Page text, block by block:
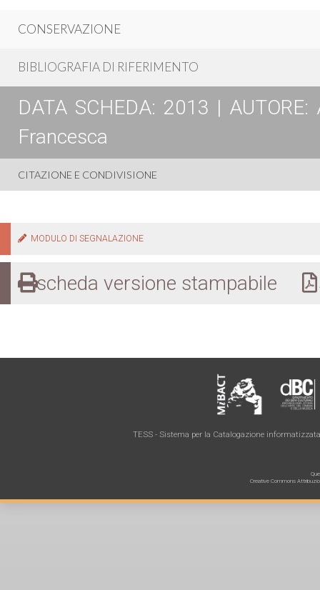
CONSERVAZIONE
BIBLIOGRAFIA DI RIFERIMENTO
DATA SCHEDA: 2013 |
Francesca
CITAZIONE E CONDIVISIONE
MODULO DI SEGNALAZIONE
scheda versione stampabile
TESS - Sistema per la Catalogazione
Creative Commons